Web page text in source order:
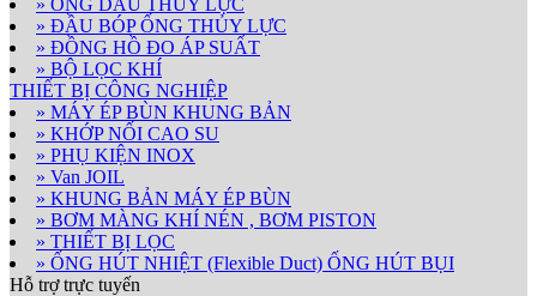
» ĐẦU BÓP ỐNG THỦY LỰC
» ĐỒNG HỒ ĐO ÁP SUẤT
» BỘ LỌC KHÍ
THIẾT BỊ CÔNG NGHIỆP
» MÁY ÉP BÙN KHUNG BẢN
» KHỚP NỐI CAO SU
» PHỤ KIỆN INOX
» Van JOIL
» KHUNG BẢN MÁY ÉP BÙN
» BƠM MÀNG KHÍ NÉN , BƠM PISTON
» THIẾT BỊ LỌC
» ỐNG HÚT NHIỆT (Flexible Duct) ỐNG HÚT BỤI
Hỗ trợ trực tuyến